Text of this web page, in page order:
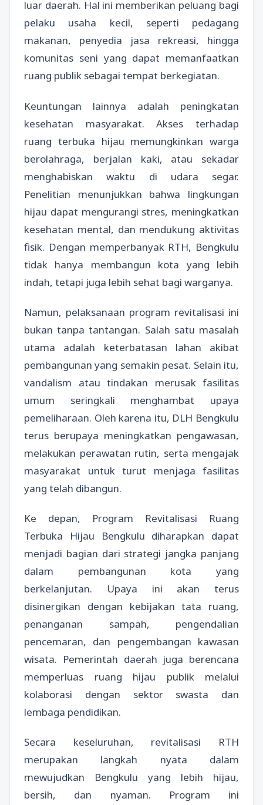
luar daerah. Hal ini memberikan peluang bagi
pelaku usaha kecil, seperti pedagang
makanan, penyedia jasa rekreasi, hingga
komunitas seni yang dapat memanfaatkan
ruang publik sebagai tempat berkegiatan.
Keuntungan lainnya adalah peningkatan
kesehatan masyarakat. Akses terhadap
ruang terbuka hijau memungkinkan warga
berolahraga, berjalan kaki, atau sekadar
menghabiskan waktu di udara segar.
Penelitian menunjukkan bahwa lingkungan
hijau dapat mengurangi stres, meningkatkan
kesehatan mental, dan mendukung aktivitas
fisik. Dengan memperbanyak RTH, Bengkulu
tidak hanya membangun kota yang lebih
indah, tetapi juga lebih sehat bagi warganya.
Namun, pelaksanaan program revitalisasi ini
bukan tanpa tantangan. Salah satu masalah
utama adalah keterbatasan lahan akibat
pembangunan yang semakin pesat. Selain itu,
vandalism atau tindakan merusak fasilitas
umum seringkali menghambat upaya
pemeliharaan. Oleh karena itu, DLH Bengkulu
terus berupaya meningkatkan pengawasan,
melakukan perawatan rutin, serta mengajak
masyarakat untuk turut menjaga fasilitas
yang telah dibangun.
Ke depan, Program Revitalisasi Ruang
Terbuka Hijau Bengkulu diharapkan dapat
menjadi bagian dari strategi jangka panjang
dalam pembangunan kota yang
berkelanjutan. Upaya ini akan terus
disinergikan dengan kebijakan tata ruang,
penanganan sampah, pengendalian
pencemaran, dan pengembangan kawasan
wisata. Pemerintah daerah juga berencana
memperluas ruang hijau publik melalui
kolaborasi dengan sektor swasta dan
lembaga pendidikan.
Secara keseluruhan, revitalisasi RTH
merupakan langkah nyata dalam
mewujudkan Bengkulu yang lebih hijau,
bersih, dan nyaman. Program ini